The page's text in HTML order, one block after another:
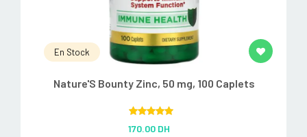
En Stock
Nature'S Bounty Zinc, 50 mg, 100 Caplets
out of 5
170.00 DH